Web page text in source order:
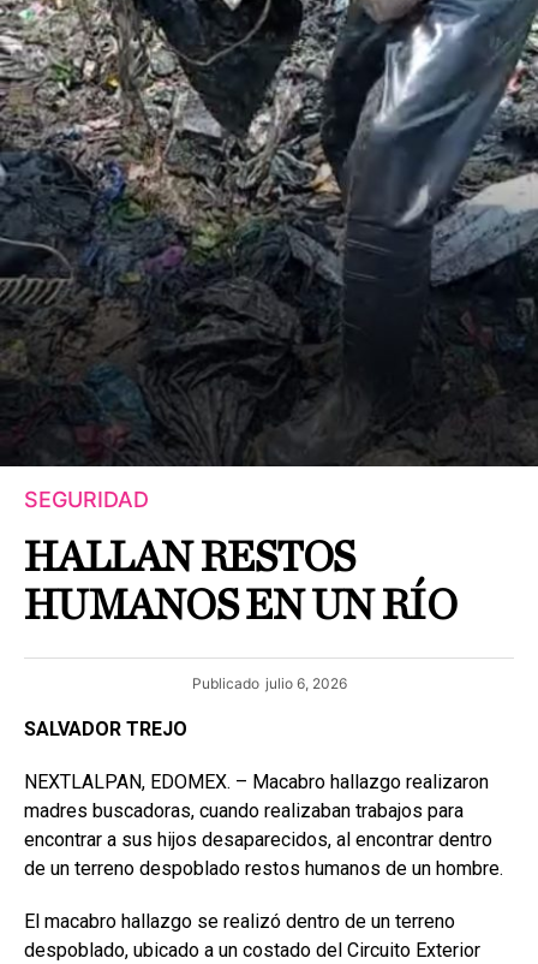
SEGURIDAD
HALLAN RESTOS
HUMANOS EN UN RÍO
Publicado julio 6, 2026
SALVADOR TREJO
NEXTLALPAN, EDOMEX. – Macabro hallazgo realizaron
madres buscadoras, cuando realizaban trabajos para
encontrar a sus hijos desaparecidos, al encontrar dentro
de un terreno despoblado restos humanos de un hombre.
El macabro hallazgo se realizó dentro de un terreno
despoblado, ubicado a un costado del Circuito Exterior